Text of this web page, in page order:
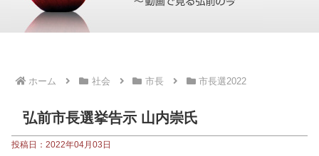
ホーム 社会 市長 市長選2022
弘前市長選挙告示 山内崇氏
投稿日：2022年04月03日